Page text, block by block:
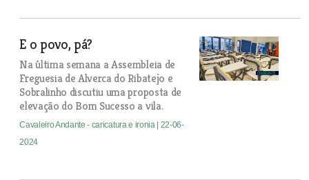
E o povo, pá?
Na última semana a Assembleia de
Freguesia de Alverca do Ribatejo e
Sobralinho discutiu uma proposta de
elevação do Bom Sucesso a vila.
Cavaleiro Andante - caricatura e ironia | 22-06-
2024